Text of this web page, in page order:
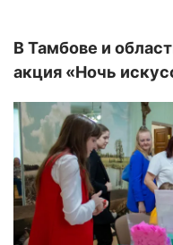
В Тамбове и
акция «Ночь